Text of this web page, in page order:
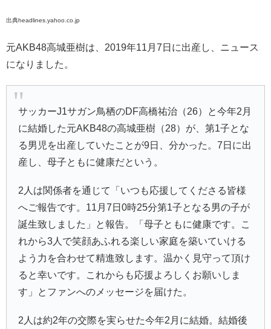
出典headlines.yahoo.co.jp
元AKB48高城亜樹は、2019年11月7日に出産し、ニュース
になりました。
サッカーJ1サガン鳥栖のDF高橋祐治（26）と今年2月
に結婚した元AKB48の高城亜樹（28）が、第1子とな
る男児を出産していたことが9日、分かった。7日に出
産し、母子ともに健康だという。
2人は関係者を通じて「いつも応援してくださる皆様
へご報告です。11月7日0時25分第1子となる男の子が
誕生致しました」と報告。「母子ともに健康です。こ
れから3人で笑顔あふれる楽しい家庭を築いていける
よう力を合わせて精進致します。温かく見守って頂け
ると幸いです。これからも応援よろしくお願いしま
す」とファンへのメッセージを届けた。
2人は約2年の交際を実らせた今年2月に結婚。結婚後